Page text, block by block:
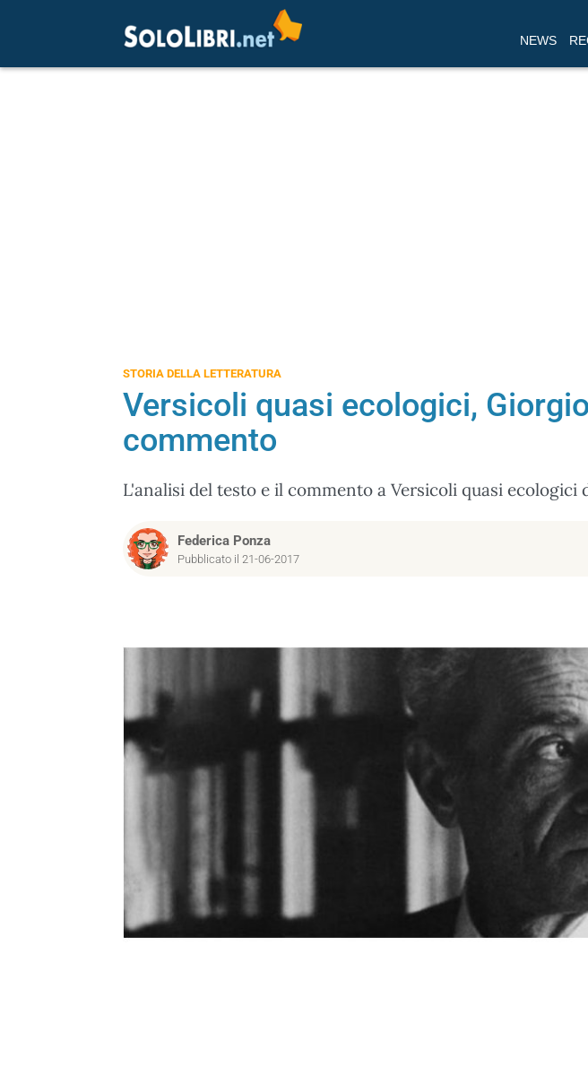
NEWS
STORIA DELLA LETTERATURA
Versicoli quasi ecologici,
commento
L'analisi del testo e il commento a Versicoli quasi ecologici
Federica Ponza
Pubblicato il 21-06-2017